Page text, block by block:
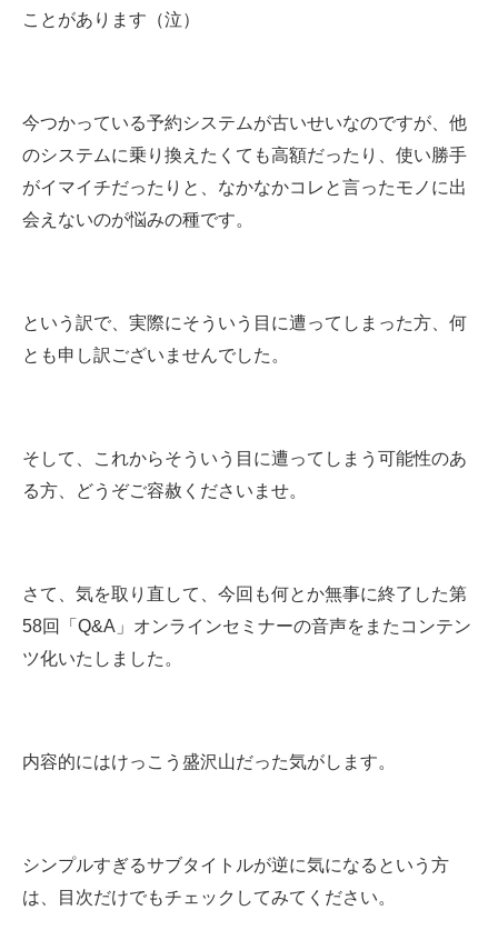
ことがあります（泣）
今つかっている予約システムが古いせいなのですが、他
のシステムに乗り換えたくても高額だったり、使い勝手
がイマイチだったりと、なかなかコレと言ったモノに出
会えないのが悩みの種です。
という訳で、実際にそういう目に遭ってしまった方、何
とも申し訳ございませんでした。
そして、これからそういう目に遭ってしまう可能性のあ
る方、どうぞご容赦くださいませ。
さて、気を取り直して、今回も何とか無事に終了した第
58回「Q&A」オンラインセミナーの音声をまたコンテン
ツ化いたしました。
内容的にはけっこう盛沢山だった気がします。
シンプルすぎるサブタイトルが逆に気になるという方
は、目次だけでもチェックしてみてください。